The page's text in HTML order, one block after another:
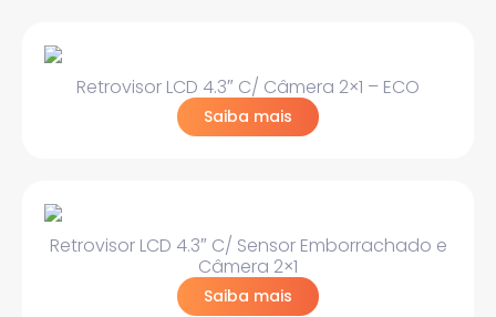
Retrovisor LCD 4.3″ C/ Câmera 2×1 – ECO
Saiba mais
Retrovisor LCD 4.3″ C/ Sensor Emborrachado e
Câmera 2×1
Saiba mais